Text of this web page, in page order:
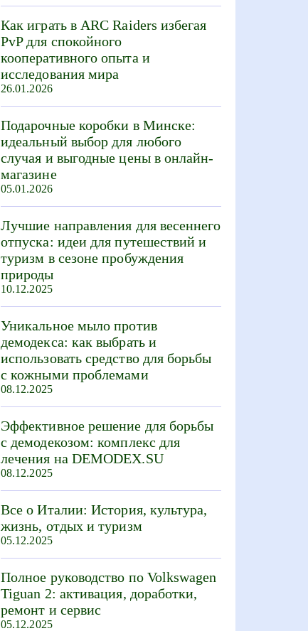
Как играть в ARC Raiders избегая
PvP для спокойного
кооперативного опыта и
исследования мира
26.01.2026
Подарочные коробки в Минске:
идеальный выбор для любого
случая и выгодные цены в онлайн-
магазине
05.01.2026
Лучшие направления для весеннего
отпуска: идеи для путешествий и
туризм в сезоне пробуждения
природы
10.12.2025
Уникальное мыло против
демодекса: как выбрать и
использовать средство для борьбы
с кожными проблемами
08.12.2025
Эффективное решение для борьбы
с демодекозом: комплекс для
лечения на DEMODEX.SU
08.12.2025
Все о Италии: История, культура,
жизнь, отдых и туризм
05.12.2025
Полное руководство по Volkswagen
Tiguan 2: активация, доработки,
ремонт и сервис
05.12.2025